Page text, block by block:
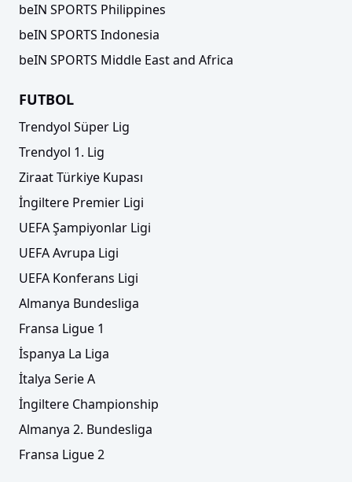
beIN SPORTS Philippines
beIN SPORTS Indonesia
beIN SPORTS Middle East and Africa
FUTBOL
Trendyol Süper Lig
Trendyol 1. Lig
Ziraat Türkiye Kupası
İngiltere Premier Ligi
UEFA Şampiyonlar Ligi
UEFA Avrupa Ligi
UEFA Konferans Ligi
Almanya Bundesliga
Fransa Ligue 1
İspanya La Liga
İtalya Serie A
İngiltere Championship
Almanya 2. Bundesliga
Fransa Ligue 2